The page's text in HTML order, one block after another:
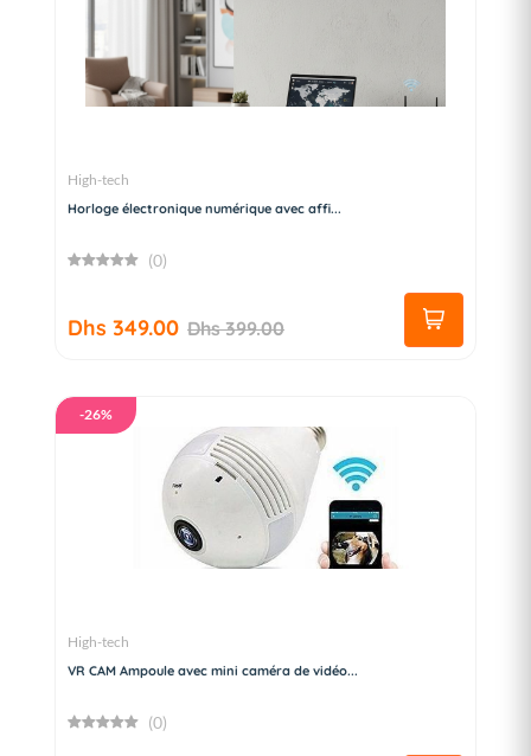
High-tech
Horloge électronique numérique avec affi...
(0)
Dhs 349.00 Dhs 399.00
-26%
High-tech
VR CAM Ampoule avec mini caméra de vidéo...
(0)